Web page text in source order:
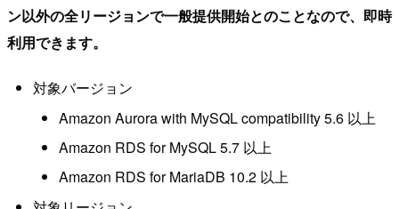
ン以外の全リージョンで一般提供開始とのことなので、即時
利用できます。
対象バージョン
Amazon Aurora with MySQL compatibility 5.6 以上
Amazon RDS for MySQL 5.7 以上
Amazon RDS for MariaDB 10.2 以上